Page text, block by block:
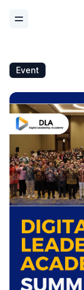
Toggle Menu
Event